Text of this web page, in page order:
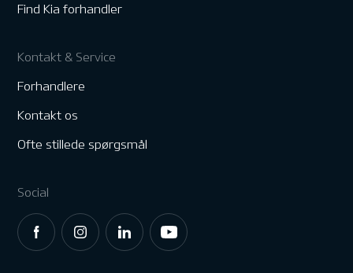
Find Kia forhandler
Kontakt & Service
Forhandlere
Kontakt os
Ofte stillede spørgsmål
Social